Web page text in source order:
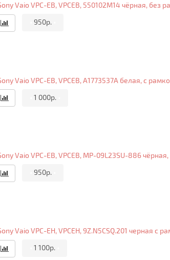
950р.
1 000р.
950р.
1 100р.